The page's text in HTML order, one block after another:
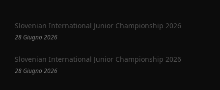
Slovenian International Junior Championship 2026
28 Giugno 2026
Slovenian International Junior Championship 2026
28 Giugno 2026